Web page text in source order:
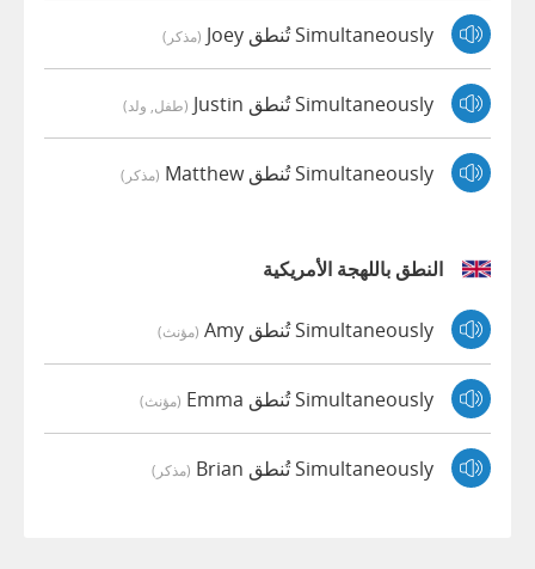
Simultaneously تُنطق Joey (مذكر)
Simultaneously تُنطق Justin (طفل, ولد)
Simultaneously تُنطق Matthew (مذكر)
النطق باللهجة الأمريكية
Simultaneously تُنطق Amy (مؤنث)
Simultaneously تُنطق Emma (مؤنث)
Simultaneously تُنطق Brian (مذكر)